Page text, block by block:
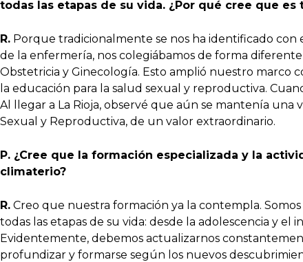
todas las etapas de su vida. ¿Por qué cree que
R. Porque tradicionalmente se nos ha identificado con
de la enfermería, nos colegiábamos de forma
Obstetricia y Ginecología. Esto amplió nuestro marco
la educación para la salud sexual y reproductiva.
Al llegar a La Rioja, observé que aún se mantenía
Sexual y Reproductiva, de un valor extraordinario.
P. ¿Cree que la formación especializada y la
climaterio?
R. Creo que nuestra formación ya la contempla.
todas las etapas de su vida: desde la adolescencia y
Evidentemente, debemos actualizarnos
profundizar y formarse según los nuevos